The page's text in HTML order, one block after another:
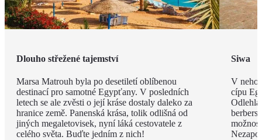
Dlouho střežené tajemství
Marsa Matrouh byla po desetiletí oblíbenou
destinací pro samotné Egypťany. V posledních
letech se ale zvěsti o její kráse dostaly daleko za
hranice země. Panenská krása, tolik odlišná od
jiných megaletovisek, nyní láká cestovatele z
celého světa. Buďte jedním z nich!
Siwa
V
cípu
Odlehlá